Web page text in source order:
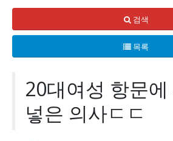
맞춤형 프로그램 개발을 지금 바
맞춤형 프로그램 개발을 지금 바
맞춤형 프로그램 개발을 지금 바
검색
목록
20대여성 항문
넣은 의사ㄷㄷ